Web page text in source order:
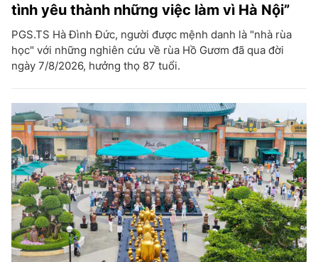
tình yêu thành những việc làm vì Hà Nội”
PGS.TS Hà Đình Đức, người được mệnh danh là "nhà rùa
học" với những nghiên cứu về rùa Hồ Gươm đã qua đời
ngày 7/8/2026, hưởng thọ 87 tuổi.